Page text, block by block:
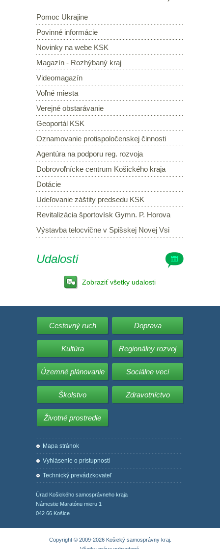
Pomoc Ukrajine
Povinné informácie
Novinky na webe KSK
Magazín - Rozhýbaný kraj
Videomagazín
Voľné miesta
Verejné obstarávanie
Geoportál KSK
Oznamovanie protispoločenskej činnosti
Agentúra na podporu reg. rozvoja
Dobrovoľnícke centrum Košického kraja
Dotácie
Udeľovanie záštity predsedu KSK
Revitalizácia športovísk Gymn. P. Horova
Výstavba telocvične v Spišskej Novej Vsi
Udalosti
Zobraziť všetky udalosti
Cestovný ruch Doprava
Kultúra Regionálny rozvoj
Územné plánovanie Sociálne veci
Školstvo Zdravotníctvo
Životné prostredie
Mapa stránok
Vyhlásenie o prístupnosti
Technický prevádzkovateľ
Úrad Košického samosprávneho kraja
Námestie Maratónu mieru 1
042 66 Košice
Copyright © 2009-2026 Košický samosprávny kraj.